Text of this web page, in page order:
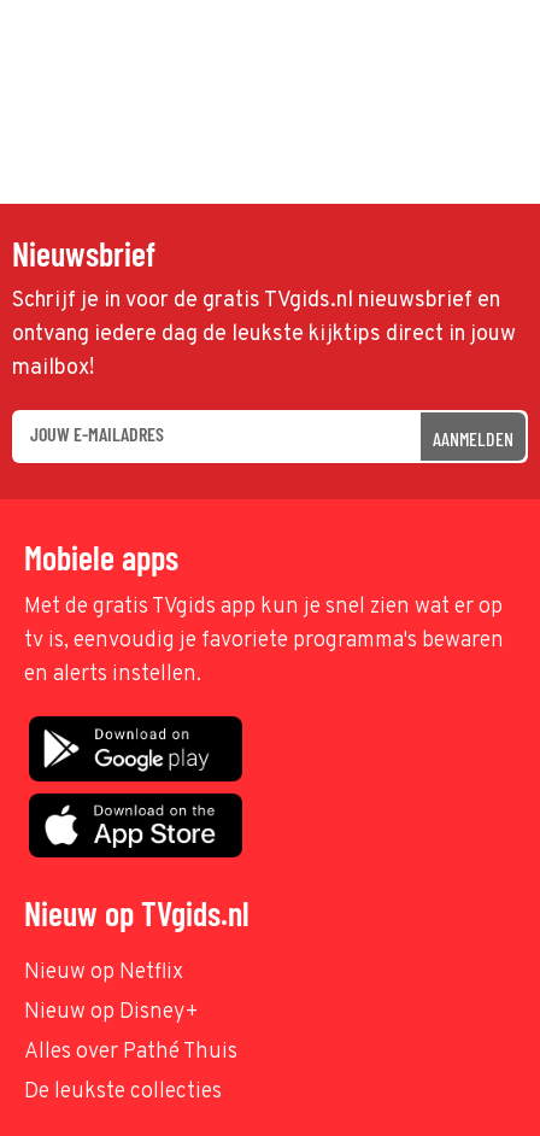
Nieuwsbrief
Schrijf je in voor de gratis TVgids.nl nieuwsbrief en
ontvang iedere dag de leukste kijktips direct in jouw
mailbox!
AANMELDEN
Mobiele apps
Met de gratis TVgids app kun je snel zien wat er op
tv is, eenvoudig je favoriete programma's bewaren
en alerts instellen.
Nieuw op TVgids.nl
Nieuw op Netflix
Nieuw op Disney+
Alles over Pathé Thuis
De leukste collecties